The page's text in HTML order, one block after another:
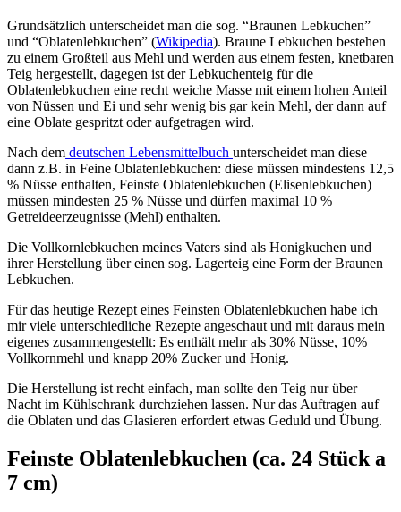
Grundsätzlich unterscheidet man die sog. “Braunen Lebkuchen”
und “Oblatenlebkuchen” (Wikipedia). Braune Lebkuchen bestehen
zu einem Großteil aus Mehl und werden aus einem festen, knetbaren
Teig hergestellt, dagegen ist der Lebkuchenteig für die
Oblatenlebkuchen eine recht weiche Masse mit einem hohen Anteil
von Nüssen und Ei und sehr wenig bis gar kein Mehl, der dann auf
eine Oblate gespritzt oder aufgetragen wird.
Nach dem deutschen Lebensmittelbuch unterscheidet man diese
dann z.B. in Feine Oblatenlebkuchen: diese müssen mindestens 12,5
% Nüsse enthalten, Feinste Oblatenlebkuchen (Elisenlebkuchen)
müssen mindesten 25 % Nüsse und dürfen maximal 10 %
Getreideerzeugnisse (Mehl) enthalten.
Die Vollkornlebkuchen meines Vaters sind als Honigkuchen und
ihrer Herstellung über einen sog. Lagerteig eine Form der Braunen
Lebkuchen.
Für das heutige Rezept eines Feinsten Oblatenlebkuchen habe ich
mir viele unterschiedliche Rezepte angeschaut und mit daraus mein
eigenes zusammengestellt: Es enthält mehr als 30% Nüsse, 10%
Vollkornmehl und knapp 20% Zucker und Honig.
Die Herstellung ist recht einfach, man sollte den Teig nur über
Nacht im Kühlschrank durchziehen lassen. Nur das Auftragen auf
die Oblaten und das Glasieren erfordert etwas Geduld und Übung.
Feinste Oblatenlebkuchen (ca. 24 Stück a
7 cm)